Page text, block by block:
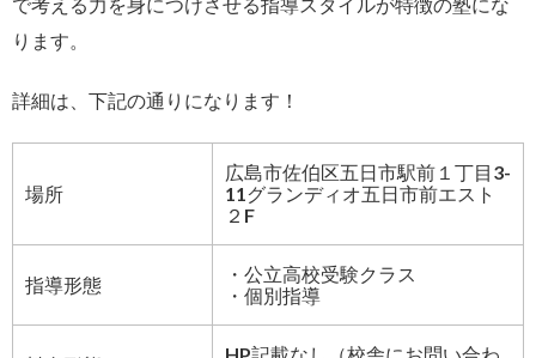
ります。
詳細は、下記の通りになります！
場所
広島市佐伯区五日市駅前１丁目3-
11グランディオ五日市前エスト
２F
指導形態
・公立高校受験クラス
・個別指導